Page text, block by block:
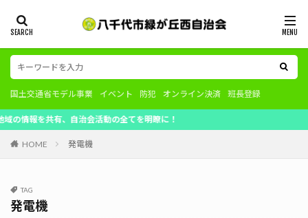
国土交通省モデル事業 イベント 防犯 オンライン決済 班長登録
を共有、自治会活動の全てを明瞭に！
HOME 発電機
TAG
発電機